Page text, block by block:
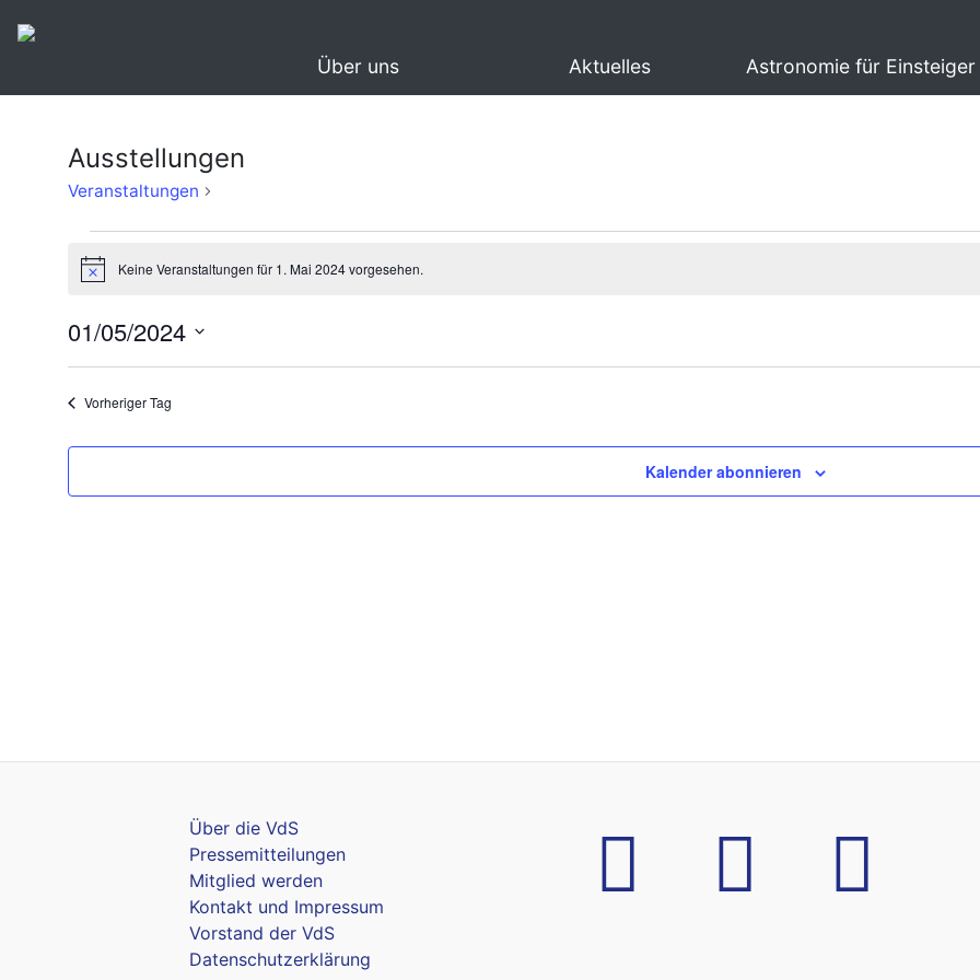
Über uns Aktuelles Astronomie für Einsteiger
Ausstellungen
Veranstaltungen
Veranstaltungen
für
1.
Mai
2024
HinweisKeine Veranstaltungen für 1. Mai 2024 vorgesehen.
01/05/2024
Datum
Vorheriger Tag
Kalender abonnieren
Über die VdS
Pressemitteilungen
Mitglied werden
Kontakt und Impressum
Vorstand der VdS
Datenschutzerklärung